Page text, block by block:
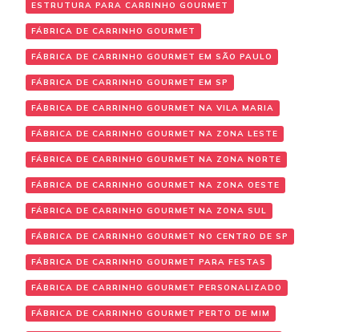
ESTRUTURA PARA CARRINHO GOURMET
FÁBRICA DE CARRINHO GOURMET
FÁBRICA DE CARRINHO GOURMET EM SÃO PAULO
FÁBRICA DE CARRINHO GOURMET EM SP
FÁBRICA DE CARRINHO GOURMET NA VILA MARIA
FÁBRICA DE CARRINHO GOURMET NA ZONA LESTE
FÁBRICA DE CARRINHO GOURMET NA ZONA NORTE
FÁBRICA DE CARRINHO GOURMET NA ZONA OESTE
FÁBRICA DE CARRINHO GOURMET NA ZONA SUL
FÁBRICA DE CARRINHO GOURMET NO CENTRO DE SP
FÁBRICA DE CARRINHO GOURMET PARA FESTAS
FÁBRICA DE CARRINHO GOURMET PERSONALIZADO
FÁBRICA DE CARRINHO GOURMET PERTO DE MIM